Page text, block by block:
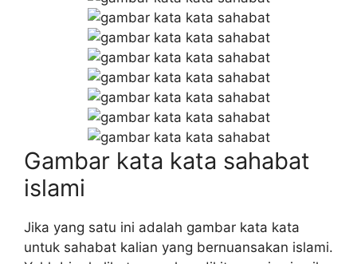
Gambar kata kata sahabat
islami
Jika yang satu ini adalah gambar kata kata
untuk sahabat kalian yang bernuansakan islami.